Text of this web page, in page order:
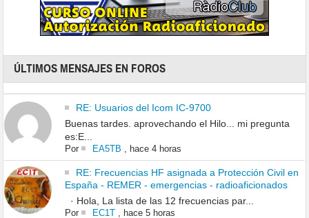
ÚLTIMOS MENSAJES EN FOROS
RE: Usuarios del Icom IC-9700
Buenas tardes. aprovechando el Hilo... mi pregunta
es:E...
Por EA5TB hace 4 horas
RE: Frecuencias HF asignada a Protección Civil en
España - REMER - emergencias - radioaficionados
· Hola, La lista de las 12 frecuencias par...
Por EC1T, hace 5 horas